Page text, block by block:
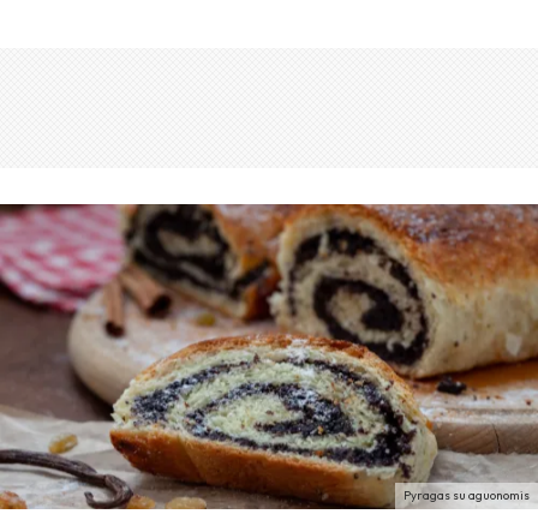
Pyragas su aguonomis